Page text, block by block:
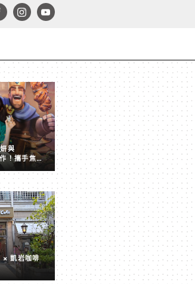
對》 × 凱岩咖啡 歡慶 4 周年聯名活動
與
！攜手焦糖
烤節」活動
× 凱岩咖啡